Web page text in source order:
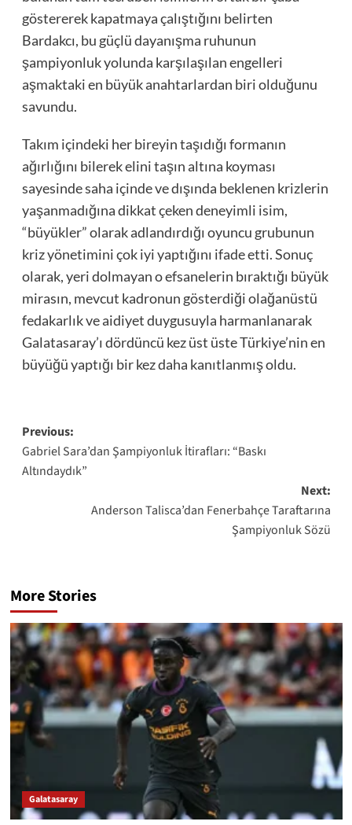
göstererek kapatmaya çalıştığını belirten
Bardakcı, bu güçlü dayanışma ruhunun
şampiyonluk yolunda karşılaşılan engelleri
aşmaktaki en büyük anahtarlardan biri olduğunu
savundu.
Takım içindeki her bireyin taşıdığı formanın
ağırlığını bilerek elini taşın altına koyması
sayesinde saha içinde ve dışında beklenen krizlerin
yaşanmadığına dikkat çeken deneyimli isim,
“büyükler” olarak adlandırdığı oyuncu grubunun
kriz yönetimini çok iyi yaptığını ifade etti. Sonuç
olarak, yeri dolmayan o efsanelerin bıraktığı büyük
mirasın, mevcut kadronun gösterdiği olağanüstü
fedakarlık ve aidiyet duygusuyla harmanlanarak
Galatasaray’ı dördüncü kez üst üste Türkiye’nin en
büyüğü yaptığı bir kez daha kanıtlanmış oldu.
Post
navigation
Previous:
Gabriel Sara’dan Şampiyonluk İtirafları: “Baskı
Altındaydık”
Next:
Anderson Talisca’dan Fenerbahçe Taraftarına
Şampiyonluk Sözü
More Stories
Galatasaray